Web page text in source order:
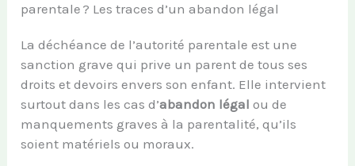
parentale ? Les traces d’un abandon légal
La déchéance de l’autorité parentale est une
sanction grave qui prive un parent de tous ses
droits et devoirs envers son enfant. Elle intervient
surtout dans les cas d’abandon légal ou de
manquements graves à la parentalité, qu’ils
soient matériels ou moraux.